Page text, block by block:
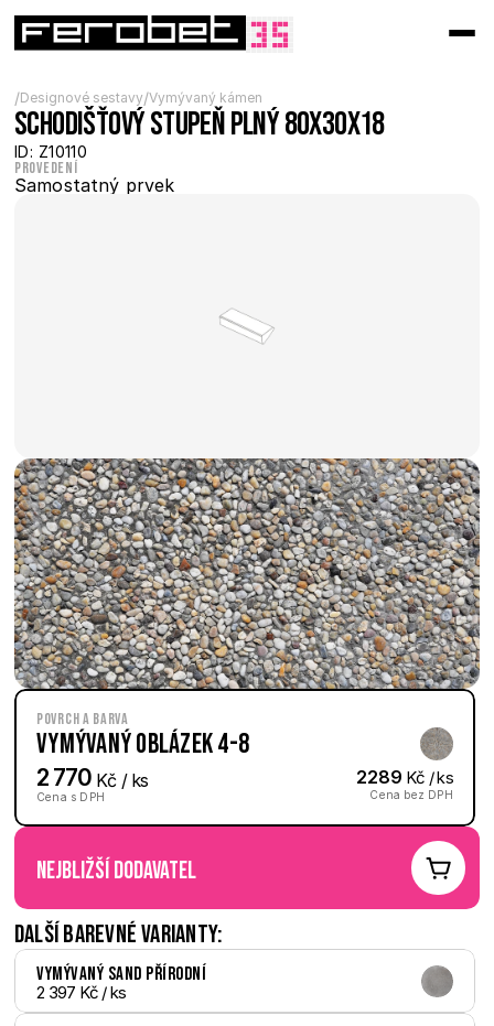
/Designové sestavy/Vymývaný kámen
Schodišťový stupeň plný 80x30x18
ID: Z10110
Provedení
Samostatný prvek
Povrch a barva
Vymývaný Oblázek 4-8
2 770 Kč / ks
Cena s DPH
2289 Kč / ks
Cena bez DPH
nejbližší dodavatel
Další barevné varianty:
Vymývaný Sand přírodní
2 397 Kč / ks